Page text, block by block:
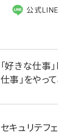
公式LINE
「好きな仕事
仕事」をやっ
セキュリテフ